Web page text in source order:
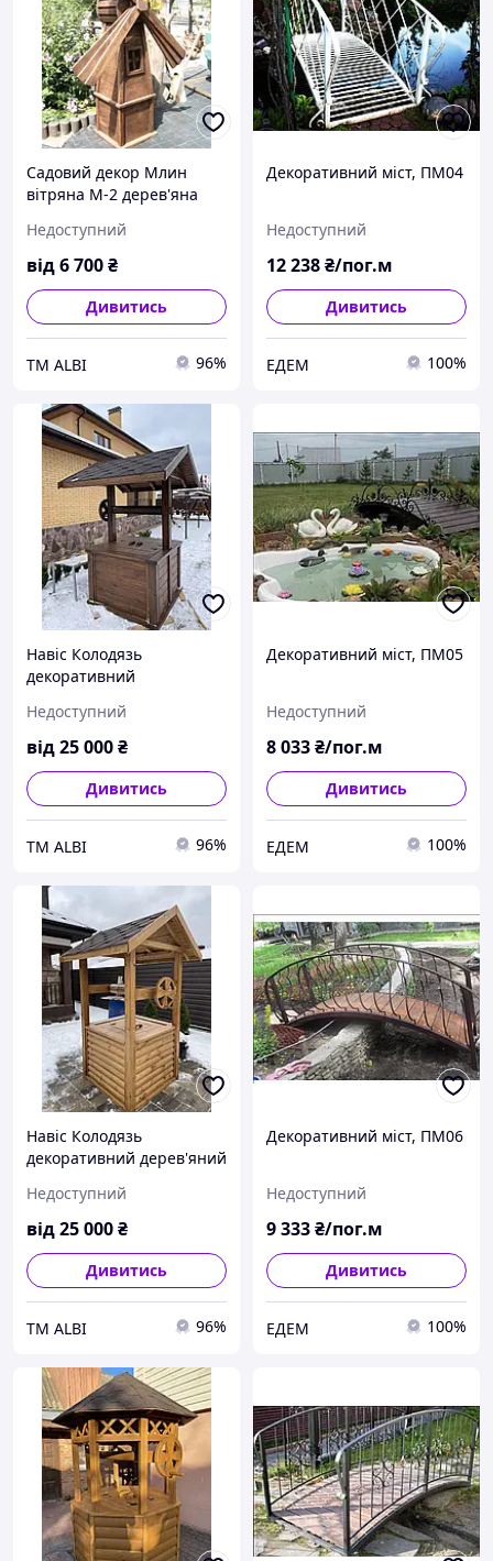
Садовий декор Млин
вітряна М-2 дерев'яна
Недоступний
від6 700₴
Дивитись
ТМ ALBI 96%
Декоративний міст, ПМ04
Недоступний
12 238₴/пог.м
Дивитись
ЕДЕМ 100%
Навіс Колодязь
декоративний
Недоступний
від25 000₴
Дивитись
ТМ ALBI 96%
Декоративний міст, ПМ05
Недоступний
8 033₴/пог.м
Дивитись
ЕДЕМ 100%
Навіс Колодязь
декоративний дерев'яний
Недоступний
від25 000₴
Дивитись
ТМ ALBI 96%
Декоративний міст, ПМ06
Недоступний
9 333₴/пог.м
Дивитись
ЕДЕМ 100%